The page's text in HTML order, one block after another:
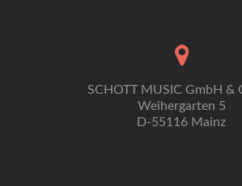
SCHOTT MUSIC GmbH &
Weihergarten 5
D-55116 Mainz